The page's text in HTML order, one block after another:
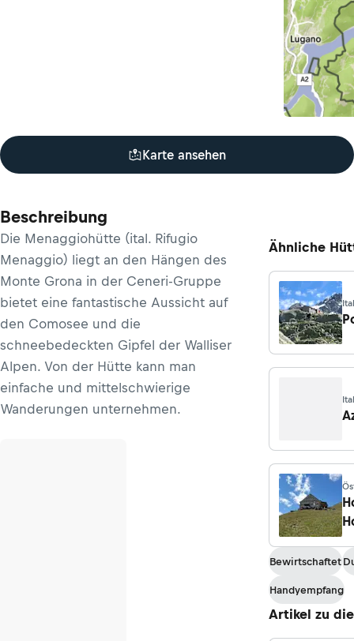
Karte ansehen
Beschreibung
Die Menaggiohütte (ital. Rifugio
Menaggio) liegt an den Hängen des
Monte Grona in der Ceneri-Gruppe
bietet eine fantastische Aussicht auf
den Comosee und die
schneebedeckten Gipfel der Walliser
Alpen. Von der Hütte kann man
einfache und mittelschwierige
Wanderungen unternehmen.
Ähnliche
Bewirtschaftet
Handyempfang
Artikel zu